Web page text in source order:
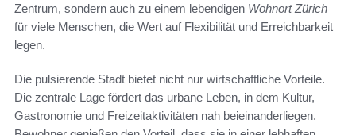
Zentrum, sondern auch zu einem lebendigen Wohnort Zürich
für viele Menschen, die Wert auf Flexibilität und Erreichbarkeit
legen.
Die pulsierende Stadt bietet nicht nur wirtschaftliche Vorteile.
Die zentrale Lage fördert das urbane Leben, in dem Kultur,
Gastronomie und Freizeitaktivitäten nah beieinanderliegen.